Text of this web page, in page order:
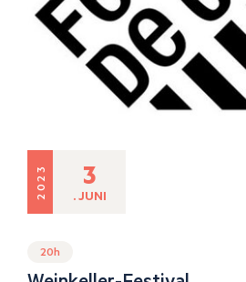
2023 3
. JUNI
20h